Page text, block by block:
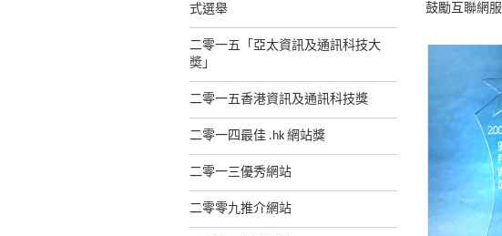
式選舉
二零一五「亞太資訊及通訊科技大
奬」
二零一五香港資訊及通訊科技獎
二零一四最佳 .hk 網站獎
二零一三優秀網站
二零零九推介網站
鼓勵互聯網